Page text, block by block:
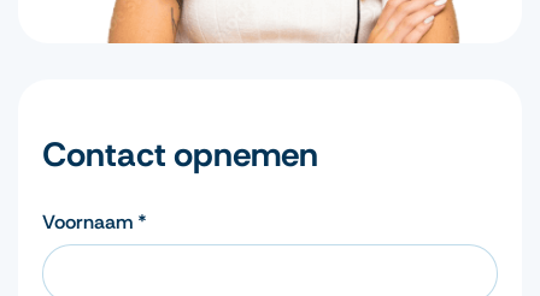
Contact opnemen
Voornaam *